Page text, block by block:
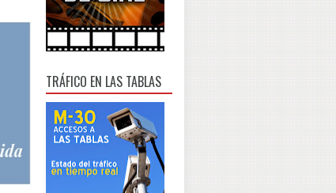
TRÁFICO EN LAS TABLAS